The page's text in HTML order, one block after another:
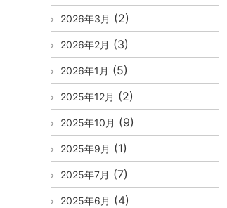
2026年3月 (2)
2026年2月 (3)
2026年1月 (5)
2025年12月 (2)
2025年10月 (9)
2025年9月 (1)
2025年7月 (7)
2025年6月 (4)